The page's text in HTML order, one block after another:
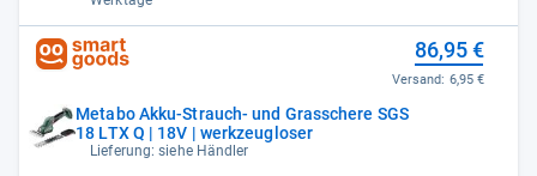
Metabo Akku-Strauch- und Grasschere SGS
18 LTX Q | 18V | werkzeugloser
Lieferung: siehe Händler
86,95 €
Versand: 6,95 €